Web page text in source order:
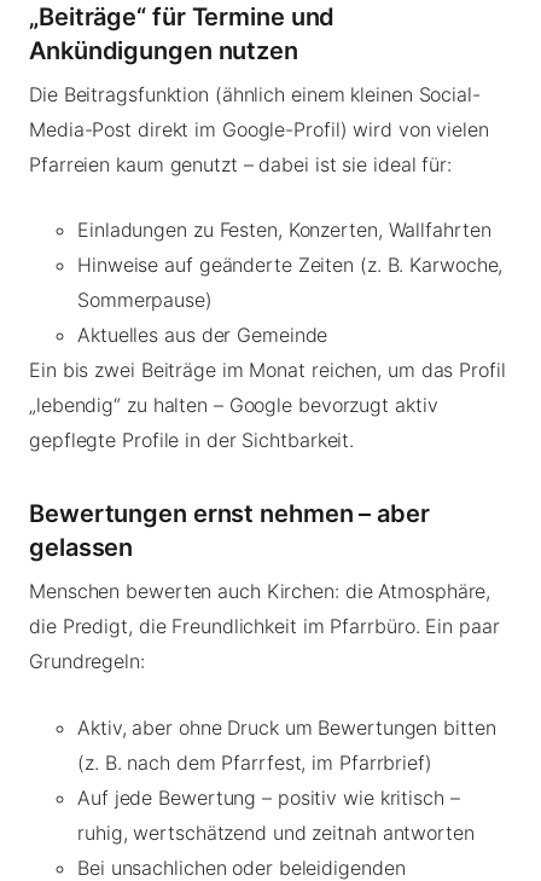
„Beiträge“ für Termine und
Ankündigungen nutzen
Die Beitragsfunktion (ähnlich einem kleinen Social-
Media-Post direkt im Google-Profil) wird von vielen
Pfarreien kaum genutzt – dabei ist sie ideal für:
Einladungen zu Festen, Konzerten, Wallfahrten
Hinweise auf geänderte Zeiten (z. B. Karwoche,
Sommerpause)
Aktuelles aus der Gemeinde
Ein bis zwei Beiträge im Monat reichen, um das Profil
„lebendig“ zu halten – Google bevorzugt aktiv
gepflegte Profile in der Sichtbarkeit.
Bewertungen ernst nehmen – aber
gelassen
Menschen bewerten auch Kirchen: die Atmosphäre,
die Predigt, die Freundlichkeit im Pfarrbüro. Ein paar
Grundregeln:
Aktiv, aber ohne Druck um Bewertungen bitten
(z. B. nach dem Pfarrfest, im Pfarrbrief)
Auf jede Bewertung – positiv wie kritisch –
ruhig, wertschätzend und zeitnah antworten
Bei unsachlichen oder beleidigenden